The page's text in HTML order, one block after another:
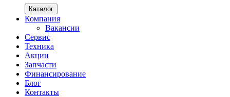
Каталог
Компания
Вакансии
Сервис
Техника
Акции
Запчасти
Финансирование
Блог
Контакты